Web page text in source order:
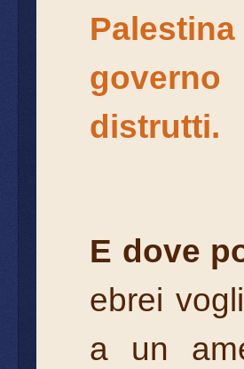
distrutti.
E dove
ebrei
a un